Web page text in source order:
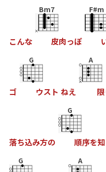
こんな
Bm7
皮肉っぽ
F#m
ゴ
G
ウス ト ねえ
A
限
落ち込み方の
G
順序を知
G A